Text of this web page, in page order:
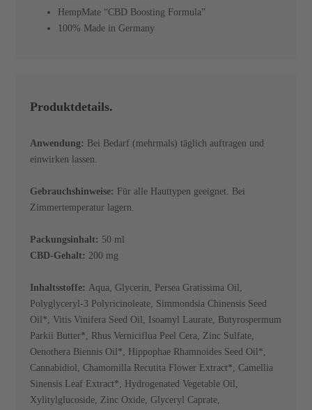
HempMate “CBD Boosting Formula”
100% Made in Germany
Produktdetails.
Anwendung: Bei Bedarf (mehrmals) täglich auftragen und
einwirken lassen.
Gebrauchshinweise: Für alle Hauttypen geeignet. Bei
Zimmertemperatur lagern.
Packungsinhalt: 50 ml
CBD-Gehalt: 200 mg
Inhaltsstoffe: Aqua, Glycerin, Persea Gratissima Oil,
Polyglyceryl-3 Polyricinoleate, Simmondsia Chinensis Seed
Oil*, Vitis Vinifera Seed Oil, Isoamyl Laurate, Butyrospermum
Parkii Butter*, Rhus Verniciflua Peel Cera, Zinc Sulfate,
Oenothera Biennis Oil*, Hippophae Rhamnoides Seed Oil*,
Cannabidiol, Chamomilla Recutita Flower Extract*, Camellia
Sinensis Leaf Extract*, Hydrogenated Vegetable Oil,
Xylitylglucoside, Zinc Oxide, Glyceryl Caprate,